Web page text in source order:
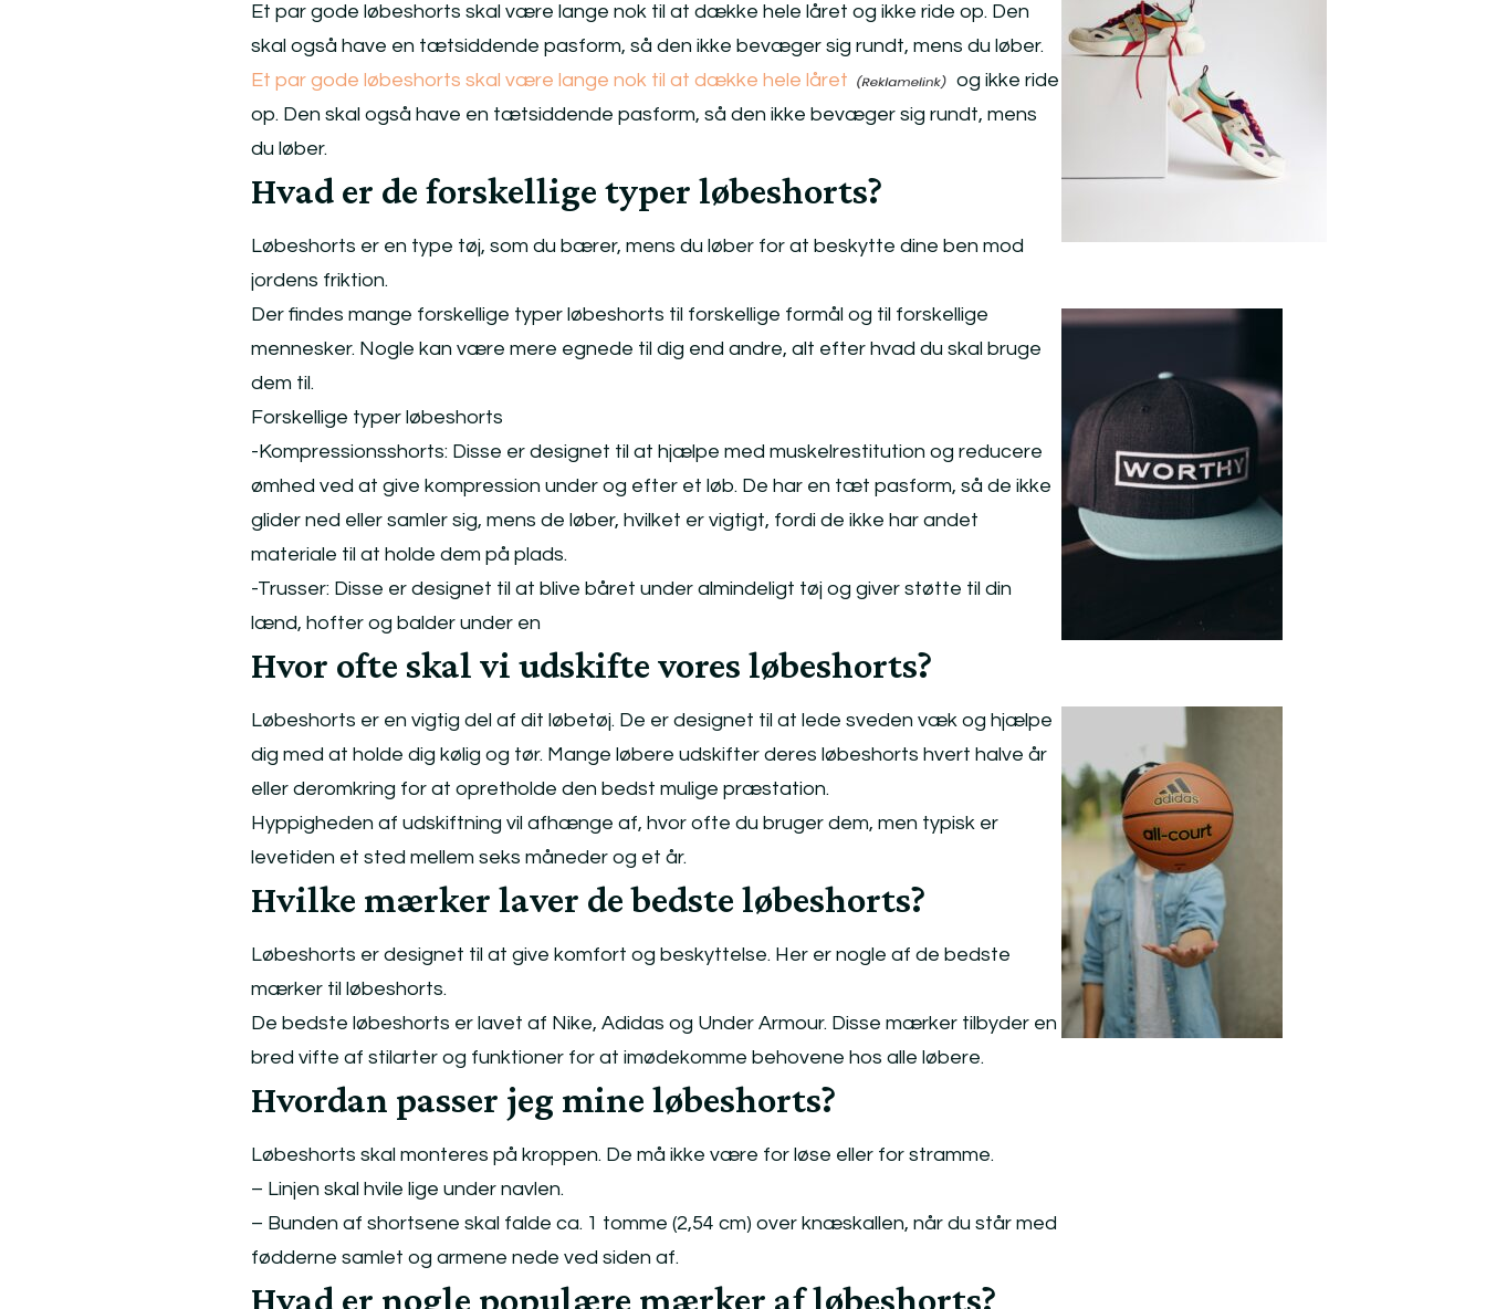
Et par gode løbeshorts skal være lange nok til at dække hele låret og ikke ride op. Den
skal også have en tætsiddende pasform, så den ikke bevæger sig rundt, mens du løber.
Et par gode løbeshorts skal være lange nok til at dække hele låret
og ikke ride
op. Den skal også have en tætsiddende pasform, så den ikke bevæger sig rundt, mens
du løber.
Hvad er de forskellige typer løbeshorts?
Løbeshorts er en type tøj, som du bærer, mens du løber for at beskytte dine ben mod
jordens friktion.
Der findes mange forskellige typer løbeshorts til forskellige formål og til forskellige
mennesker. Nogle kan være mere egnede til dig end andre, alt efter hvad du skal bruge
dem til.
Forskellige typer løbeshorts
-Kompressionsshorts: Disse er designet til at hjælpe med muskelrestitution og reducere
ømhed ved at give kompression under og efter et løb. De har en tæt pasform, så de ikke
glider ned eller samler sig, mens de løber, hvilket er vigtigt, fordi de ikke har andet
materiale til at holde dem på plads.
-Trusser: Disse er designet til at blive båret under almindeligt tøj og giver støtte til din
lænd, hofter og balder under en
Hvor ofte skal vi udskifte vores løbeshorts?
Løbeshorts er en vigtig del af dit løbetøj. De er designet til at lede sveden væk og hjælpe
dig med at holde dig kølig og tør. Mange løbere udskifter deres løbeshorts hvert halve år
eller deromkring for at opretholde den bedst mulige præstation.
Hyppigheden af udskiftning vil afhænge af, hvor ofte du bruger dem, men typisk er
levetiden et sted mellem seks måneder og et år.
Hvilke mærker laver de bedste løbeshorts?
Løbeshorts er designet til at give komfort og beskyttelse. Her er nogle af de bedste
mærker til løbeshorts.
De bedste løbeshorts er lavet af Nike, Adidas og Under Armour. Disse mærker tilbyder en
bred vifte af stilarter og funktioner for at imødekomme behovene hos alle løbere.
Hvordan passer jeg mine løbeshorts?
Løbeshorts skal monteres på kroppen. De må ikke være for løse eller for stramme.
– Linjen skal hvile lige under navlen.
– Bunden af shortsene skal falde ca. 1 tomme (2,54 cm) over knæskallen, når du står med
fødderne samlet og armene nede ved siden af.
Hvad er nogle populære mærker af løbeshorts?